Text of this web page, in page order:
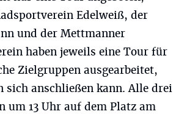
Edelweiß, der
und der Mettmanner
haben jeweils eine Tour für
Zielgruppen ausgearbeitet,
sich anschließen kann. Alle drei
um 13 Uhr auf dem Platz am